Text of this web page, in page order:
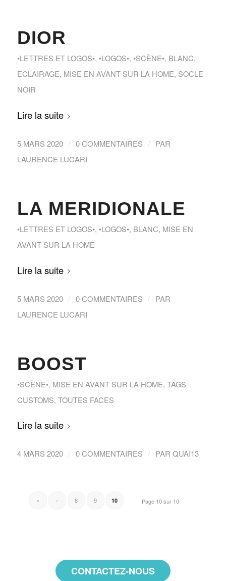
DIOR
•LETTRES ET LOGOS•, •LOGOS•, •SCÈNE•, BLANC,
ECLAIRAGE, MISE EN AVANT SUR LA HOME, SOCLE
NOIR
Lire la suite
5 MARS 2020 / 0 COMMENTAIRES / PAR
LAURENCE LUCARI
LA MERIDIONALE
•LETTRES ET LOGOS•, •LOGOS•, BLANC, MISE EN
AVANT SUR LA HOME
Lire la suite
5 MARS 2020 / 0 COMMENTAIRES / PAR
LAURENCE LUCARI
BOOST
•SCÈNE•, MISE EN AVANT SUR LA HOME, TAGS-
CUSTOMS, TOUTES FACES
Lire la suite
4 MARS 2020 / 0 COMMENTAIRES / PAR QUAI13
Page 10 sur 10
« ‹ 8 9 10
CONTACTEZ-NOUS